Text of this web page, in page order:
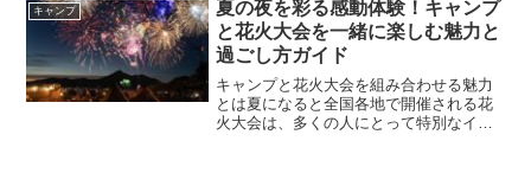
ごしてしまいがちな出来事...
キャンプ
夏の夜を彩る感動体験！キャンプ
と花火大会を一緒に楽しむ魅力と
過ごし方ガイド
キャンプと花火大会を組み合わせる魅力
とは夏になると全国各地で開催される花
火大会は、多くの人にとって特別なイベ